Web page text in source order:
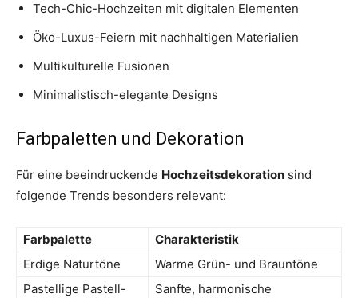
Tech-Chic-Hochzeiten mit digitalen Elementen
Öko-Luxus-Feiern mit nachhaltigen Materialien
Multikulturelle Fusionen
Minimalistisch-elegante Designs
Farbpaletten und Dekoration
Für eine beeindruckende Hochzeitsdekoration sind
folgende Trends besonders relevant:
Farbpalette
Charakteristik
Erdige Naturtöne
Warme Grün- und Brauntöne
Pastellige Pastell-
Sanfte, harmonische